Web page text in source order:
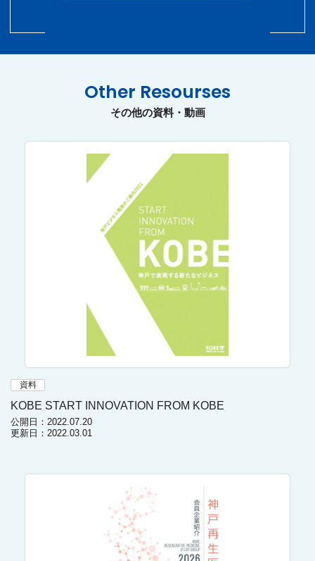
Other Resourses
その他の資料・動画
資料
KOBE START INNOVATION FROM KOBE
公開日：2022.07.20
更新日：2022.03.01